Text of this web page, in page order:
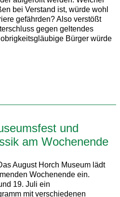
bei Verstand ist, würde wohl
gefährden? Also verstößt
gegen geltendes
Bürger würde
und
am Wochenende
August Horch Museum lädt
Wochenende ein.
19. Juli ein
mit verschiedenen